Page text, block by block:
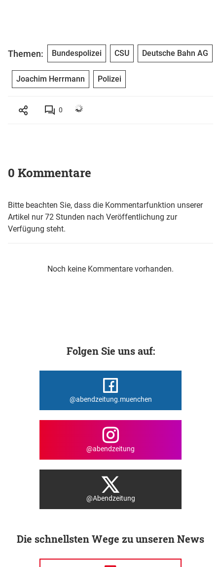
Themen: Bundespolizei CSU Deutsche Bahn AG
Joachim Herrmann Polizei
0
0 Kommentare
Bitte beachten Sie, dass die Kommentarfunktion unserer
Artikel nur 72 Stunden nach Veröffentlichung zur
Verfügung steht.
Noch keine Kommentare vorhanden.
Folgen Sie uns auf:
@abendzeitung.muenchen
@abendzeitung
@Abendzeitung
Die schnellsten Wege zu unseren News